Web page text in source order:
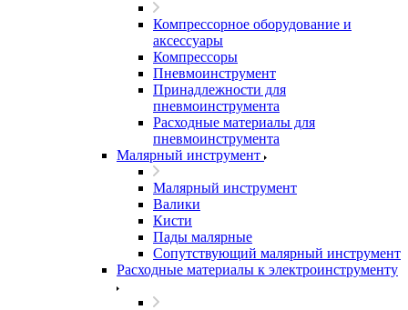
Компрессорное оборудование и
аксессуары
Компрессоры
Пневмоинструмент
Принадлежности для
пневмоинструмента
Расходные материалы для
пневмоинструмента
Малярный инструмент
Малярный инструмент
Валики
Кисти
Пады малярные
Сопутствующий малярный инструмент
Расходные материалы к электроинструменту